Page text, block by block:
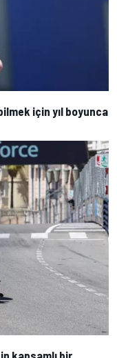
için yıl boyunca
kapsamlı bir